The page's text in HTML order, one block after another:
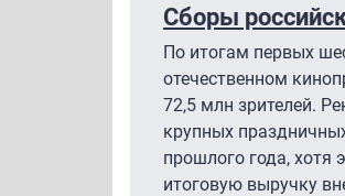
Сборы
По итогам первых
отечественном
72,5 млн зрителей.
крупных
прошлого года, хотя
итоговую выручку